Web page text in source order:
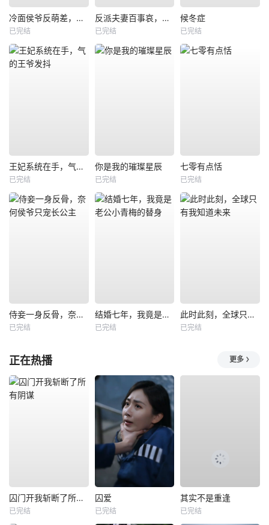
冷面侯爷反萌差，独宠作精继室啦
已完结
反派夫妻百事哀，今天在哪搞破坏
已完结
候冬症
已完结
王妃系统在手，气的王爷发抖
已完结
你是我的璀璨星辰
已完结
七零有点恬
已完结
侍妾一身反骨，奈何侯爷只宠长公主
已完结
结婚七年，我竟是老公小青梅的替身
已完结
此时此刻，全球只有我知道未来
已完结
正在热播 更多
囚门开我斩断了所有阴谋
已完结
囚爱
已完结
其实不是重逢
已完结